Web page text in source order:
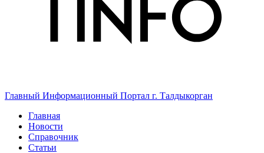
Главный Информационный Портал г. Талдыкорган
Главная
Новости
Справочник
Статьи